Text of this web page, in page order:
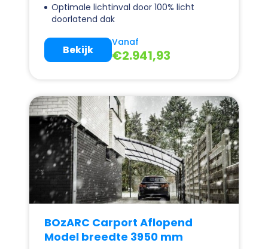
Optimale lichtinval door 100% licht
doorlatend dak
Vanaf
€2.941,93
Bekijk
BOzARC Carport Aflopend
Model breedte 3950 mm